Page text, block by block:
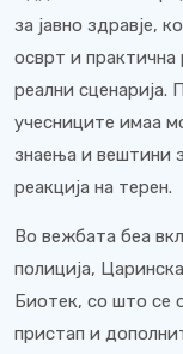
за јавно здравје,
осврт и практична
реални сценарија.
учесниците имаа
знаења и вештини
реакција на терен.
Во вежбата беа
полиција,
Биотек, со што се
пристап и